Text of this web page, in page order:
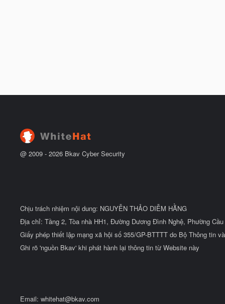
@ 2009 - 2026 Bkav Cyber Security
Chịu trách nhiệm nội dung: NGUYỄN THẢO DIỄM HẰNG
Địa chỉ: Tầng 2, Tòa nhà HH1, Đường Dương Đình Nghệ, Phường
Giấy phép thiết lập mạng xã hội số 355/GP-BTTTT do Bộ Thông tin
Ghi rõ 'nguồn Bkav' khi phát hành lại thông tin từ Website này
Email: whitehat@bkav.com